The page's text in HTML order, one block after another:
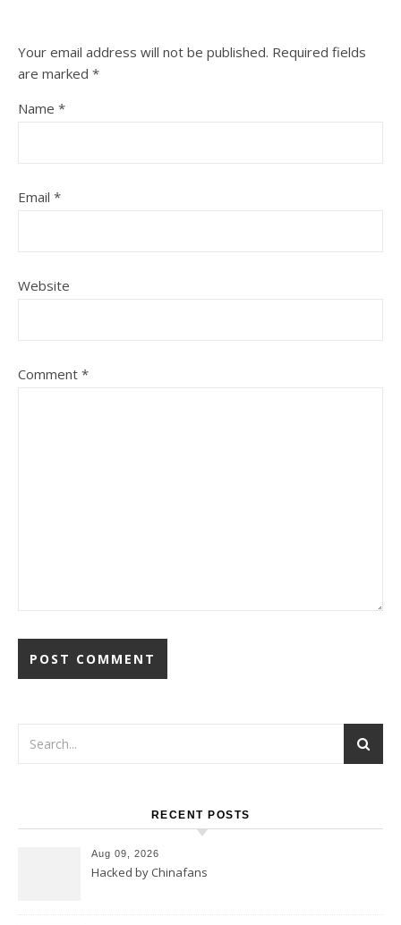
Your email address will not be published. Required fields
are marked *
Name *
Email *
Website
Comment *
RECENT POSTS
Aug 09, 2026
Hacked by Chinafans